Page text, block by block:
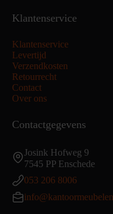
Klantenservice
Klantenservice
Levertijd
Verzendkosten
Retourrecht
Contact
Over ons
Contactgegevens
Josink Hofweg 9
7545 PP Enschede
053 206 8006